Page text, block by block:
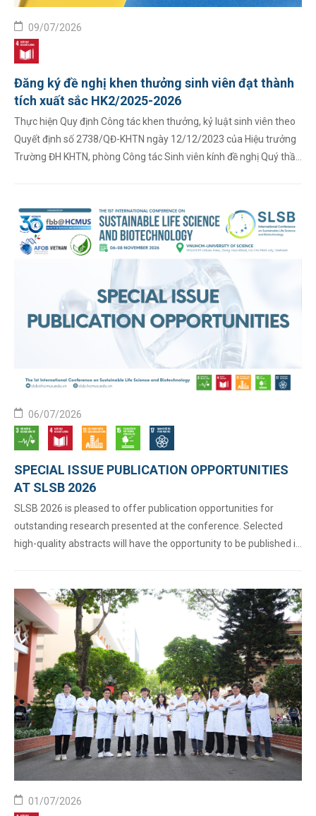
09/07/2026
Đăng ký đề nghị khen thưởng sinh viên đạt thành
tích xuất sắc HK2/2025-2026
Thực hiện Quy định Công tác khen thưởng, kỷ luật sinh viên theo
Quyết định số 2738/QĐ-KHTN ngày 12/12/2023 của Hiệu trưởng
Trường ĐH KHTN, phòng Công tác Sinh viên kính đề nghị Quý thầy,
06/07/2026
SPECIAL ISSUE PUBLICATION OPPORTUNITIES
AT SLSB 2026
SLSB 2026 is pleased to offer publication opportunities for
outstanding research presented at the conference. Selected
high-quality abstracts will have the opportunity to be published in
01/07/2026